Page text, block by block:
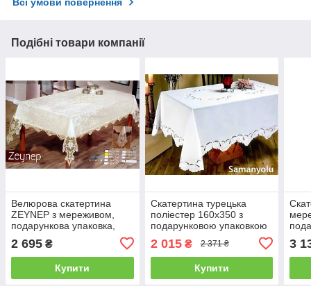
Всі умови повернення
Подібні товари компанії
Велюрова скатертина
ZEYNEP з мереживом,
подарункова упаковка,
2 695 ₴
Купити
Скатертина турецька
поліестер 160x350 з
подарунковою упаковкою
2 015₴ 2 371 ₴
Купити
3